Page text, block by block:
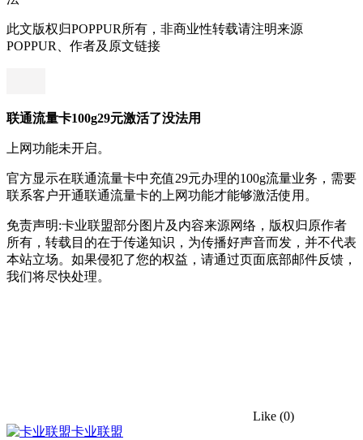
此文版权归POPPUR所有，非商业性转载请注明来源
POPPUR、作者及原文链接
联通流量卡100g29元激活了没法用
上网功能未开启。
官方显示在联通流量卡中充值29元办理的100g流量业务，需要
联系客户开通联通流量卡的上网功能才能够激活使用。
免责声明:卡业联盟部分图片及内容来源网络，版权归原作者
所有，转载目的在于传递知识，为传播好声音而发，并不代表
本站立场。如果侵犯了您的权益，请通过页面底部邮件反馈，
我们将尽快处理。
Like (0)
卡业联盟